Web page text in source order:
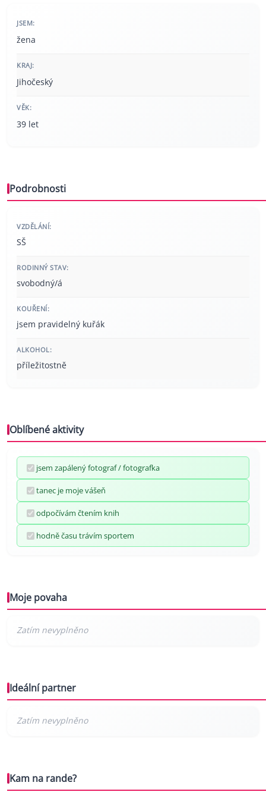
JSEM:
žena
KRAJ:
Jihočeský
VĚK:
39 let
Podrobnosti
VZDĚLÁNÍ:
SŠ
RODINNÝ STAV:
svobodný/á
KOUŘENÍ:
jsem pravidelný kuřák
ALKOHOL:
příležitostně
Oblíbené aktivity
jsem zapálený fotograf / fotografka
tanec je moje vášeň
odpočívám čtením knih
hodně času trávím sportem
Moje povaha
Ideální partner
Kam na rande?